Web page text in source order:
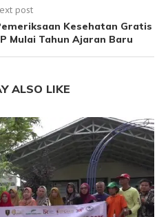
post
Kesehatan Gratis
Mulai Tahun Ajaran Baru
ALSO LIKE